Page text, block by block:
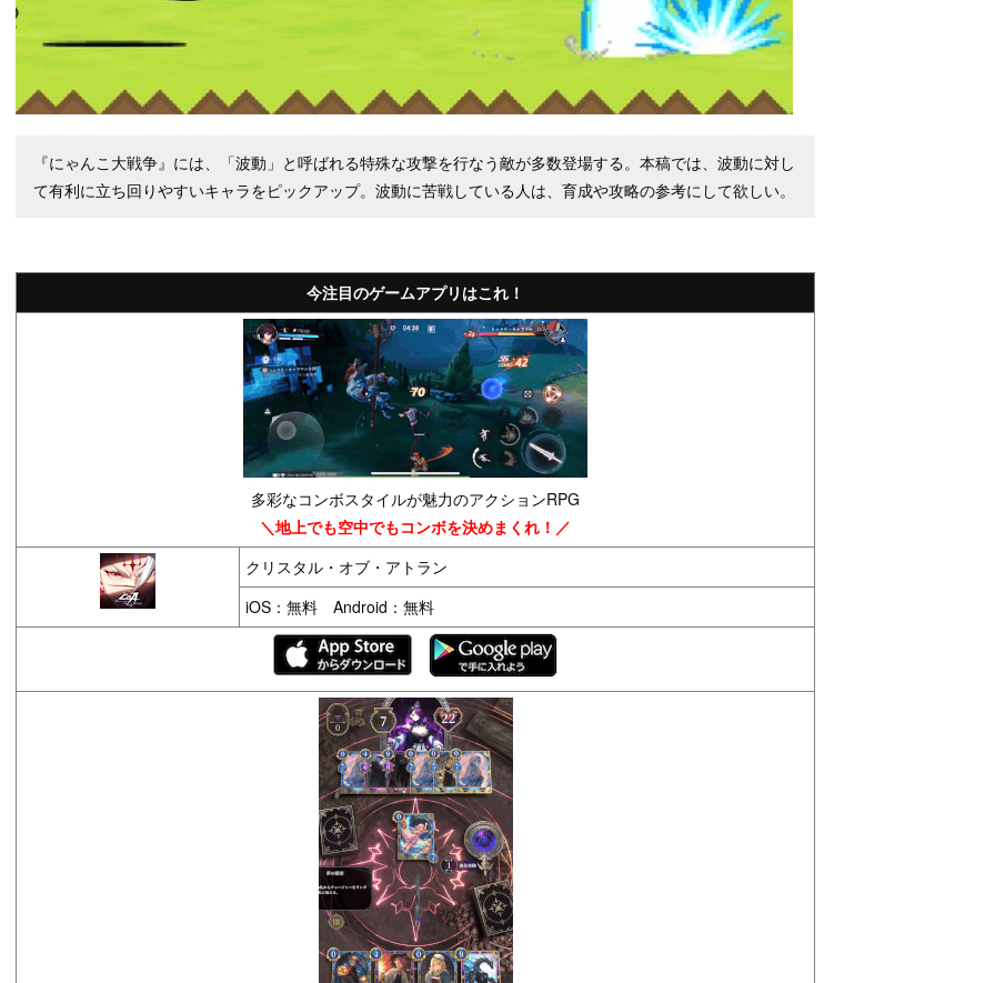
『にゃんこ大戦争』には、「波動」と呼ばれる特殊な攻撃を行なう敵が多数登場する。本稿では、波動に対し
て有利に立ち回りやすいキャラをピックアップ。波動に苦戦している人は、育成や攻略の参考にして欲しい。
今注目のゲームアプリはこれ！
多彩なコンボスタイルが魅力のアクションRPG
＼地上でも空中でもコンボを決めまくれ！／
クリスタル・オブ・アトラン
iOS：無料 Android：無料